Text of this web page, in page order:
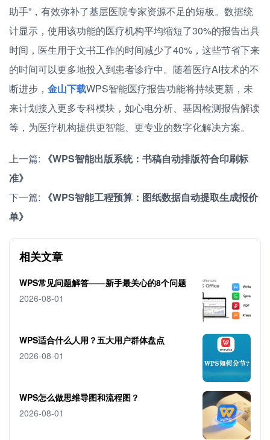
助手”，有效弥补了基层医院专家资源不足的短板。数据统
计显示，使用该功能的医疗机构平均缩短了30%的报告出具
时间，医生用于文书工作的时间减少了40%，这些节省下来
的时间可以更多地投入到患者诊疗中。随着医疗AI技术的不
断进步， 金山下载WPS智能医疗报告功能将持续更新，未
来计划接入更多专科模块，如心电分析、基因检测报告解读
等，为医疗机构提供更智能、更专业的数字化解决方案。
上一篇:
《WPS智能出版系统：书稿自动排版符合印刷标
准》
下一篇:
《WPS智能工程预算：图纸数据自动提取生成报价
单》
相关文章
WPS常见问题解答——新手最关心的8个问题
2026-08-01
WPS适合什么人用？五大用户群体盘点
2026-08-01
WPS怎么做思维导图和流程图？
2026-08-01